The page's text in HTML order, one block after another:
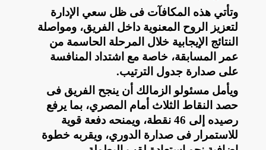
وتأتي هذه المكافآت فى ظل سعي الإدارة
لتعزيز الروح المعنوية داخل الفريق، ومواصلة
النتائج الإيجابية خلال المرحلة الحاسمة من
عمر المسابقة، خاصة مع اشتداد المنافسة
على صدارة جدول الترتيب.
ويأمل مسئولو الزمالك أن ينجح الفريق فى
حصد النقاط الثلاث أمام المصري، بما يرفع
رصيده إلى 46 نقطة، ويمنحه دفعة قوية
للاستمرار فى صدارة الدوري، ويقربه خطوة